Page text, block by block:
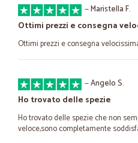
—Maristella F.
Ottimi prezzi e consegna
Ottimi prezzi e consegna
—Angelo S.
Ho trovato delle spezie
Ho trovato delle spezie che non
veloce,sono completamente